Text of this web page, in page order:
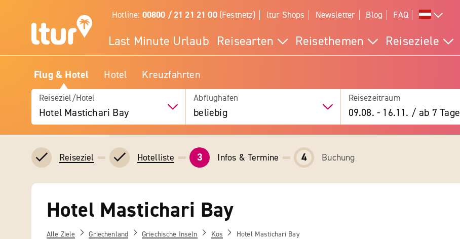
Hotline: 00800 / 21 21 21 00(Festnetz) ltur Shops Newsletter Blog FAQ
Last Minute Urlaub Reisearten Reisethemen Reiseziele
Flug & Hotel Hotel Kreuzfahrten
Reiseziel/Hotel
Hotel Mastichari Bay
Abflughafen
beliebig
Reisezeitraum
09.08. - 16.11. / ab 7 Tage
Reiseziel Hotelliste 3 Infos & Termine 4 Buchung
Hotel Mastichari Bay
Alle Ziele Griechenland Griechische Inseln Kos Hotel Mastichari Bay